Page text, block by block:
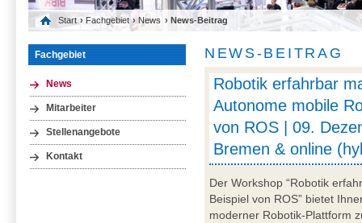
Start › Fachgebiet › News › News-Beitrag
Fachgebiet
News
Mitarbeiter
Stellenangebote
Kontakt
NEWS-BEITRAG
Robotik erfahrbar
Autonome mobile
von ROS | 09.
Bremen & online
Der Workshop “Robotik
Beispiel von ROS” bietet
moderner Robotik-Plattform